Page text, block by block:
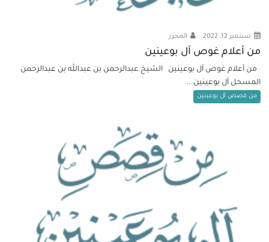
سبتمبر 12, 2022 المحرر
من أعلام غوص آل بوعينين
من أعلام غوص آل بوعينين الشيخ عبدالرحمن بن عبدالله بن عبدالرحمن
المسحل آل بوعينين...
من قصص آل بوعينين